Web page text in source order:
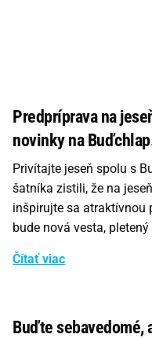
Predpríprava na
novinky na
Privítajte jeseň spolu s
šatníka zistili, že na
inšpirujte sa atraktívnou
bude nová vesta, pletený
Čítať viac
Buďte sebavedomé,